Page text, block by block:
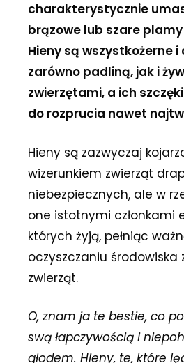
charakterystycznie
brązowe lub szare
Hieny są wszystkożerne i
zarówno padliną, jak i
zwierzętami, a ich
do rozprucia nawet
Hieny są zazwyczaj
wizerunkiem zwierząt
niebezpiecznych, ale w
one istotnymi członkami
których żyją, pełniąc
oczyszczaniu
zwierząt.
O, znam ja te bestie, co
swą łapczywością i
głodem. Hieny, te, które